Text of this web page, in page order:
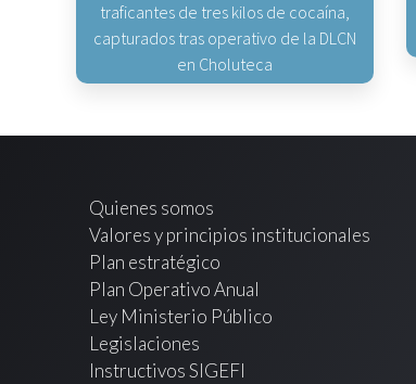
traficantes de tres kilos de cocaína,
capturados tras operativo de la DLCN
en Choluteca
Quienes somos
Valores y principios institucionales
Plan estratégico
Plan Operativo Anual
Ley Ministerio Público
Legislaciones
Instructivos SIGEFI